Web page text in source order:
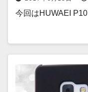
今回はHUWAEI